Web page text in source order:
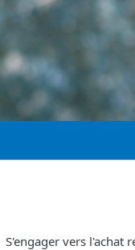
S'engager vers l'achat